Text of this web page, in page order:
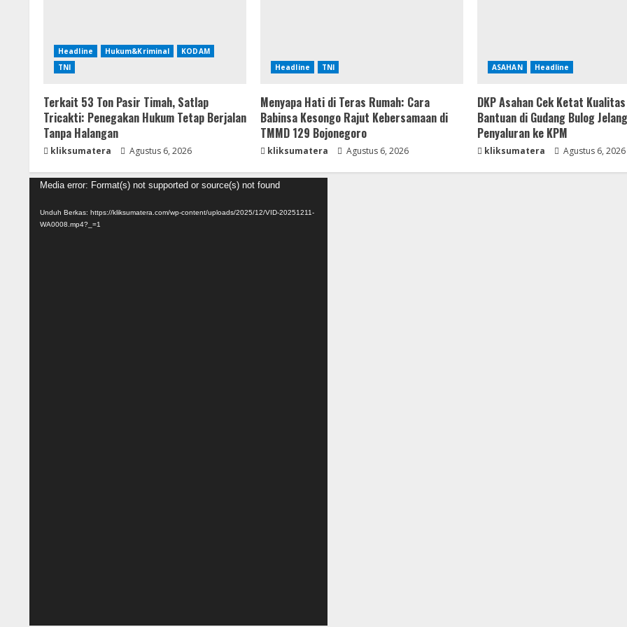
Headline Hukum&Kriminal
KODAM
TNI
Terkait 53 Ton Pasir Timah, Satlap
Tricakti: Penegakan Hukum Tetap Berjalan
Tanpa Halangan
kliksumatera Agustus 6, 2026
Headline TNI
Menyapa Hati di Teras Rumah: Cara
Babinsa Kesongo Rajut Kebersamaan di
TMMD 129 Bojonegoro
kliksumatera Agustus 6, 2026
ASAHAN Headline
DKP Asahan Cek Ketat
Bantuan di Gudang Bulog Jelang
Penyaluran ke KPM
kliksumatera Agustus 6, 2026
Pemutar
Media error: Format(s) not supported or source(s) not found
Unduh Berkas: https://kliksumatera.com/wp-content/uploads/2025/12/VID-20251211-
WA0008.mp4?_=1